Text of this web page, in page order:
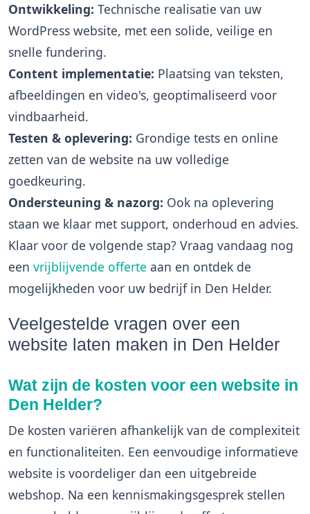
Ontwikkeling: Technische realisatie van uw
WordPress website, met een solide, veilige en
snelle fundering.
Content implementatie: Plaatsing van teksten,
afbeeldingen en video's, geoptimaliseerd voor
vindbaarheid.
Testen & oplevering: Grondige tests en online
zetten van de website na uw volledige
goedkeuring.
Ondersteuning & nazorg: Ook na oplevering
staan we klaar met support, onderhoud en advies.
Klaar voor de volgende stap? Vraag vandaag nog
een vrijblijvende offerte aan en ontdek de
mogelijkheden voor uw bedrijf in Den Helder.
Veelgestelde vragen over een
website laten maken in Den Helder
Wat zijn de kosten voor een website in
Den Helder?
De kosten variëren afhankelijk van de complexiteit
en functionaliteiten. Een eenvoudige informatieve
website is voordeliger dan een uitgebreide
webshop. Na een kennismakingsgesprek stellen